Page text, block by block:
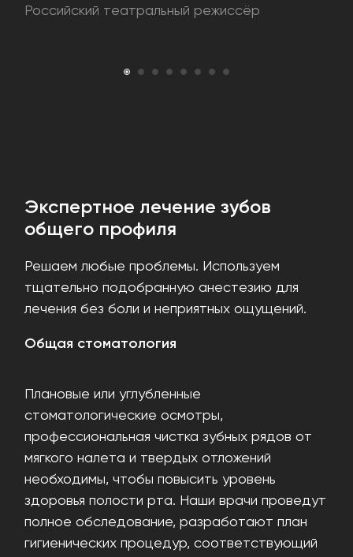
Российский театральный режиссёр
Экспертное лечение зубов
общего профиля
Решаем любые проблемы. Используем
тщательно подобранную анестезию для
лечения без боли и неприятных ощущений.
Общая стоматология
Плановые или углубленные
стоматологические осмотры,
профессиональная чистка зубных рядов от
мягкого налета и твердых отложений
необходимы, чтобы повысить уровень
здоровья полости рта. Наши врачи проведут
полное обследование, разработают план
гигиенических процедур, соответствующий